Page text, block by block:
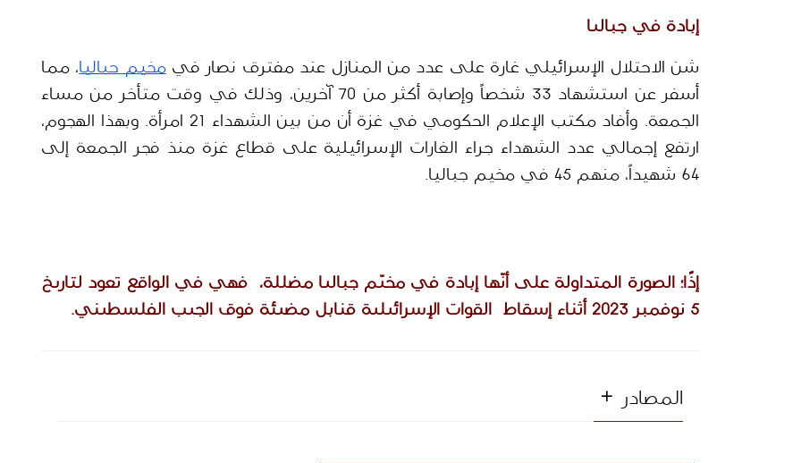
إبادة في جباليا
شن الاحتلال الإسرائيلي غارة على عدد من المنازل عند مفترق نصار في مخيم جباليا
64 شهيداً، منهم 45 في مخيم جباليا.
5 نوفمبر 2023 أثناء إسقاط  القوات الإسرائيلية قنابل مضيئة فوق الجيب الفلسطيني.
المصادر